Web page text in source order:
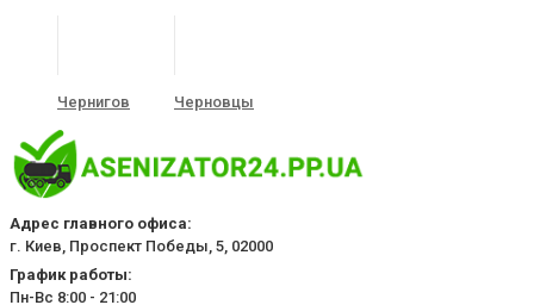
Чернигов Черновцы
Адрес главного офиса:
г. Киев, Проспект Победы, 5, 02000
График работы:
Пн-Вс 8:00 - 21:00